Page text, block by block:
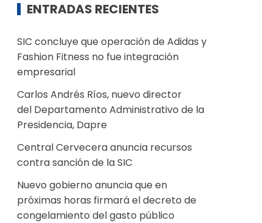
ENTRADAS RECIENTES
SIC concluye que operación de Adidas y
Fashion Fitness no fue integración
empresarial
Carlos Andrés Ríos, nuevo director
del Departamento Administrativo de la
Presidencia, Dapre
Central Cervecera anuncia recursos
contra sanción de la SIC
Nuevo gobierno anuncia que en
próximas horas firmará el decreto de
congelamiento del gasto público